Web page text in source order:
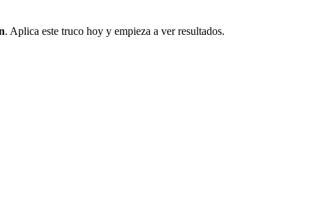
. Aplica este truco hoy y empieza a ver resultados.